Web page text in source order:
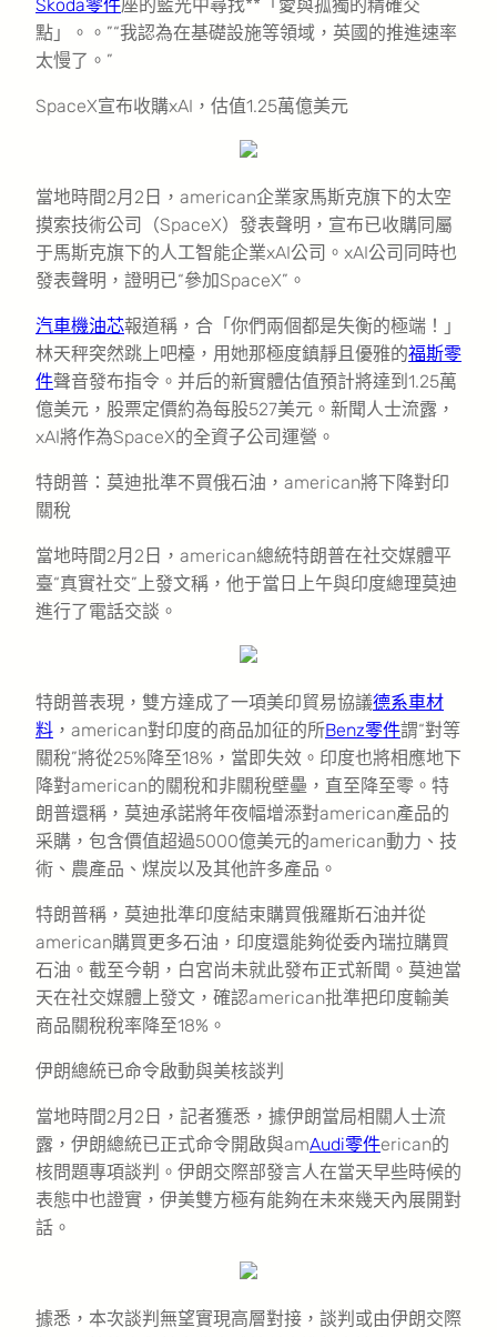
Skoda零件座的藍光中尋找**「愛與孤獨的精確交
點」。。”“我認為在基礎設施等領域，英國的推進速率
太慢了。”
SpaceX宣布收購xAI，估值1.25萬億美元
當地時間2月2日，american企業家馬斯克旗下的太空
摸索技術公司（SpaceX）發表聲明，宣布已收購同屬
于馬斯克旗下的人工智能企業xAI公司。xAI公司同時也
發表聲明，證明已“參加SpaceX”。
汽車機油芯報道稱，合「你們兩個都是失衡的極端！」
林天秤突然跳上吧檯，用她那極度鎮靜且優雅的福斯零
件聲音發布指令。并后的新實體估值預計將達到1.25萬
億美元，股票定價約為每股527美元。新聞人士流露，
xAI將作為SpaceX的全資子公司運營。
特朗普：莫迪批準不買俄石油，american將下降對印
關稅
當地時間2月2日，american總統特朗普在社交媒體平
臺“真實社交”上發文稱，他于當日上午與印度總理莫迪
進行了電話交談。
特朗普表現，雙方達成了一項美印貿易協議德系車材
料 ，american對印度的商品加征的所Benz零件謂“對等
關稅”將從25%降至18%，當即失效。印度也將相應地下
降對american的關稅和非關稅壁壘，直至降至零。特
朗普還稱，莫迪承諾將年夜幅增添對american產品的
采購，包含價值超過5000億美元的american動力、技
術、農產品、煤炭以及其他許多產品。
特朗普稱，莫迪批準印度結束購買俄羅斯石油并從
american購買更多石油，印度還能夠從委內瑞拉購買
石油。截至今朝，白宮尚未就此發布正式新聞。莫迪當
天在社交媒體上發文，確認american批準把印度輸美
商品關稅稅率降至18%。
伊朗總統已命令啟動與美核談判
當地時間2月2日，記者獲悉，據伊朗當局相關人士流
露，伊朗總統已正式命令開啟與amAudi零件erican的
核問題專項談判。伊朗交際部發言人在當天早些時候的
表態中也證實，伊美雙方極有能夠在未來幾天內展開對
話。
據悉，本次談判無望實現高層對接，談判或由伊朗交際